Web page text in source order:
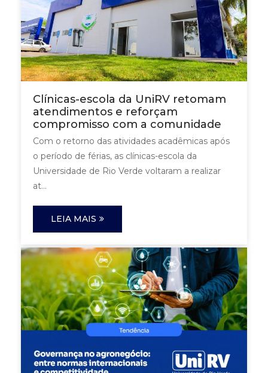
Clínicas-escola da UniRV retomam
atendimentos e reforçam
compromisso com a comunidade
Com o retorno das atividades acadêmicas após
o período de férias, as clínicas-escola da
Universidade de Rio Verde voltaram a realizar
at...
LEIA MAIS